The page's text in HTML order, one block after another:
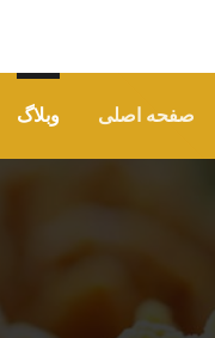
صفحه اصلی وبلاگ